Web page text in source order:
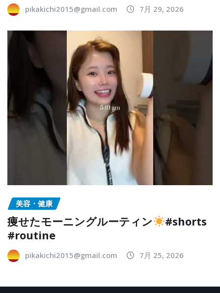
pikakichi2015@gmail.com 7月 29, 2026
美容・健康
痩せたモーニングルーティン
#shorts
#routine
pikakichi2015@gmail.com 7月 25, 2026